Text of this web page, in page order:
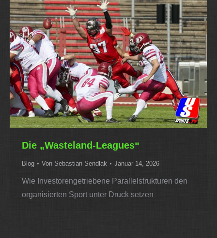
Die „Wasteland-Leagues“
Blog Von Sebastian Sendlak Januar 14, 2026
Wie Investorengetriebene Parallelstrukturen den
organisierten Sport unter Druck setzen